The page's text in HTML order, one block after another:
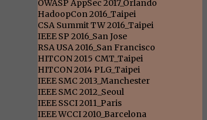
OWASP AppSec 2017_Orlando
HadoopCon 2016_Taipei
CSA Summit TW 2016_Taipei
IEEE SP 2016_San Jose
RSA USA 2016_San Francisco
HITCON 2015 CMT_Taipei
HITCON 2014 PLG_Taipei
IEEE SMC 2013_Manchester
IEEE SMC 2012_Seoul
IEEE SSCI 2011_Paris
IEEE WCCI 2010_Barcelona